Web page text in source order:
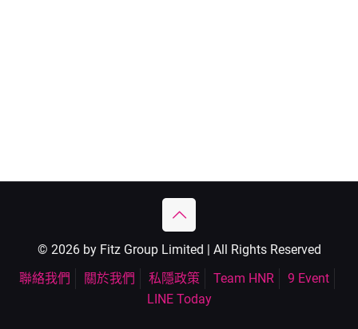
© 2026 by Fitz Group Limited | All Rights Reserved
聯絡我們
關於我們 私隱政策 Team HNR
9 Event
LINE Today